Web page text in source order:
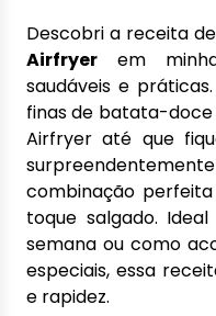
Descobri a receita de
Airfryer em
saudáveis e
finas de batata-
Airfryer até que
combinação
toque salgado.
semana ou como
especiais, essa
e rapidez.